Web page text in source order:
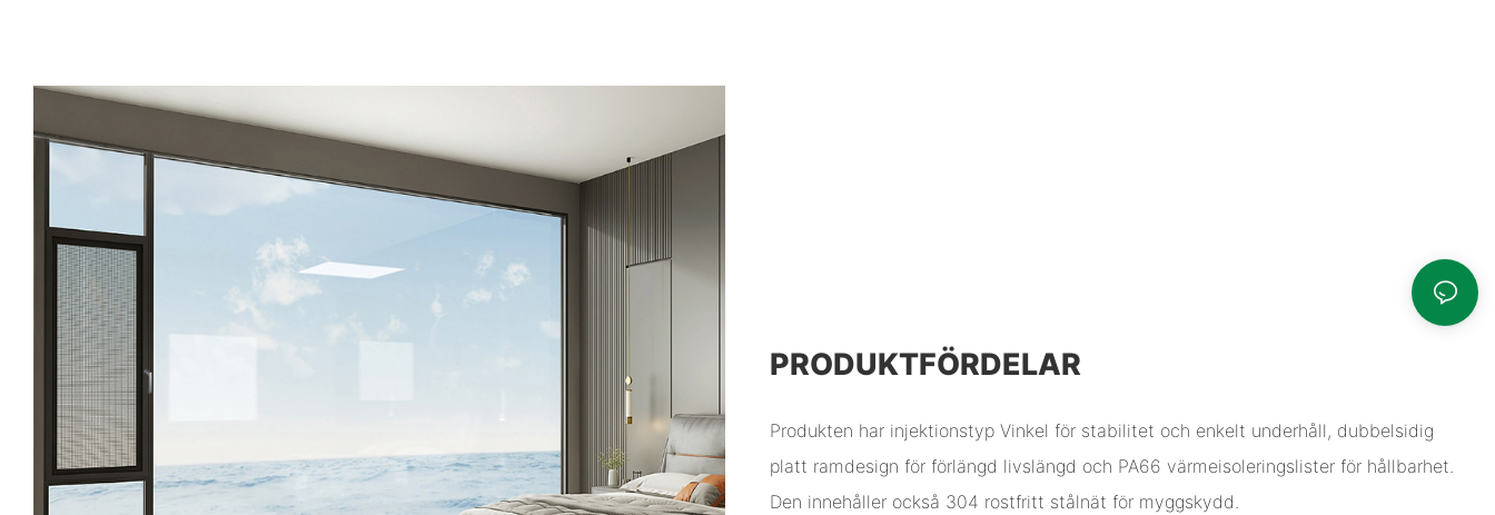
PRODUKTFÖRDELAR
Produkten har injektionstyp Vinkel för stabilitet och enkelt underhåll, dubbelsidig
platt ramdesign för förlängd livslängd och PA66 värmeisoleringslister för hållbarhet.
Den innehåller också 304 rostfritt stålnät för myggskydd.